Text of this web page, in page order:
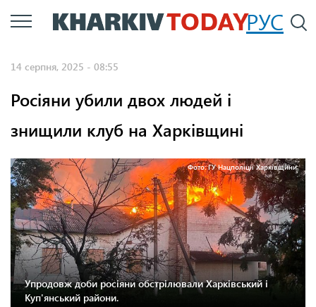
Перейти
до
РУС
14 серпня, 2025 - 08:55
Росіяни убили двох людей і
знищили клуб на Харківщині
Фото: ГУ Нацполіції Харківщини.
Упродовж доби росіяни обстрілювали Харківський і
Куп'янський райони.